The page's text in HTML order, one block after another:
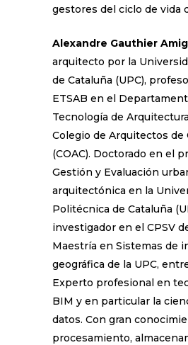
gestores del ciclo de vida
Alexandre Gauthier
arquitecto por la
de Cataluña (UPC),
ETSAB en el
Tecnología de
Colegio de Arquitectos de
(COAC). Doctorado en el
Gestión y Evaluación
arquitectónica en la
Politécnica de Cataluña
investigador en el CPSV
Maestría en Sistemas de
geográfica de la UPC,
Experto profesional en
BIM y en particular la
datos. Con gran
procesamiento,